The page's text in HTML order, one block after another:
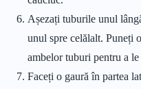
Așezați tuburile unul
unul spre celălalt. Puneți
ambelor tuburi pentru a
Faceți o gaură în partea